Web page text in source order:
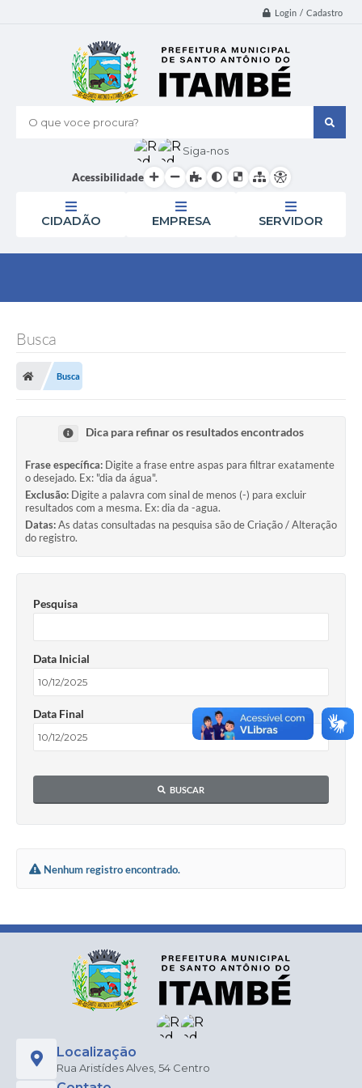
Login / Cadastro
O que voce procura?
Siga-nos
Acessibilidade
CIDADÃO EMPRESA SERVIDOR
Busca
Busca
Dica para refinar os resultados encontrados
Frase específica: Digite a frase entre aspas para filtrar exatamente
o desejado. Ex: "dia da água".
Exclusão: Digite a palavra com sinal de menos (-) para excluir
resultados com a mesma. Ex: dia da -agua.
Datas:As datas consultadas na pesquisa são de Criação / Alteração
do registro.
Pesquisa
Data Inicial
Data Final
BUSCAR
Nenhum registro encontrado.
Localização
Rua Aristídes Alves, 54 Centro